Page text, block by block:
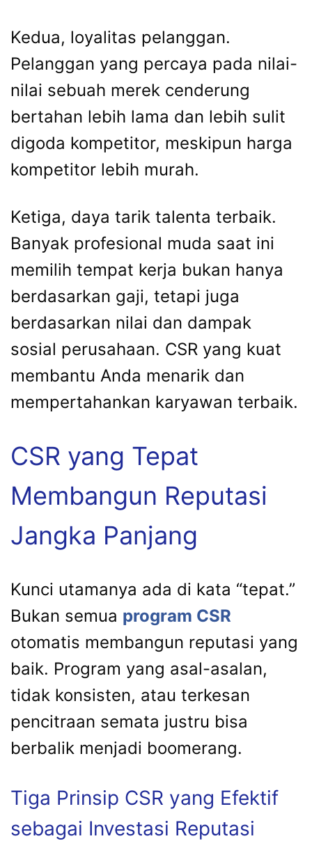
Kedua, loyalitas pelanggan.
Pelanggan yang percaya pada nilai-
nilai sebuah merek cenderung
bertahan lebih lama dan lebih sulit
digoda kompetitor, meskipun harga
kompetitor lebih murah.
Ketiga, daya tarik talenta terbaik.
Banyak profesional muda saat ini
memilih tempat kerja bukan hanya
berdasarkan gaji, tetapi juga
berdasarkan nilai dan dampak
sosial perusahaan. CSR yang kuat
membantu Anda menarik dan
mempertahankan karyawan terbaik.
CSR yang Tepat
Membangun Reputasi
Jangka Panjang
Kunci utamanya ada di kata “tepat.”
Bukan semua program CSR
otomatis membangun reputasi yang
baik. Program yang asal-asalan,
tidak konsisten, atau terkesan
pencitraan semata justru bisa
berbalik menjadi boomerang.
Tiga Prinsip CSR yang Efektif
sebagai Investasi Reputasi